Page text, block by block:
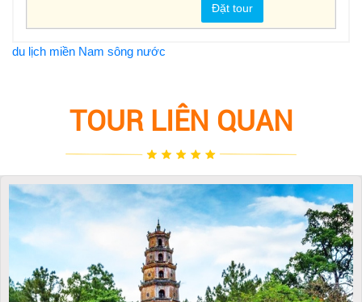
Đặt tour
du lịch miền Nam sông nước
TOUR LIÊN QUAN